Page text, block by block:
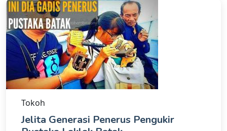
Tokoh
Jelita Generasi Penerus Pengukir